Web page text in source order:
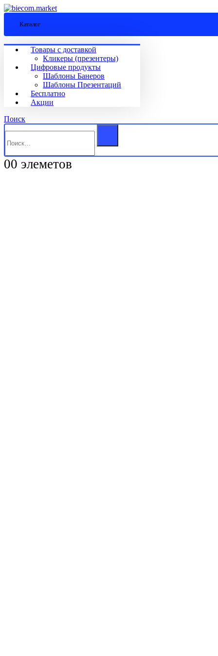
Каталог
Товары с доставкой
Кликеры (презентеры)
Цифровые продукты
Шаблоны Банеров
Шаблоны Презентаций
Бесплатно
Акции
Поиск
00 элеметов